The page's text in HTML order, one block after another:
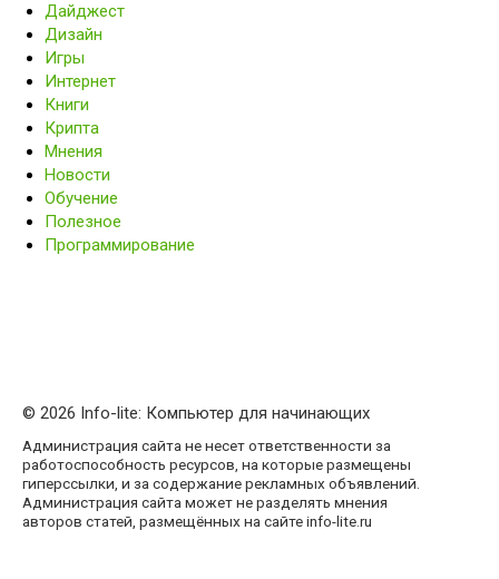
Дайджест
Дизайн
Игры
Интернет
Книги
Крипта
Мнения
Новости
Обучение
Полезное
Программирование
© 2026 Info-lite: Компьютер для начинающих
Администрация сайта не несет ответственности за
работоспособность ресурсов, на которые размещены
гиперссылки, и за содержание рекламных объявлений.
Администрация сайта может не разделять мнения
авторов статей, размещённых на сайте info-lite.ru